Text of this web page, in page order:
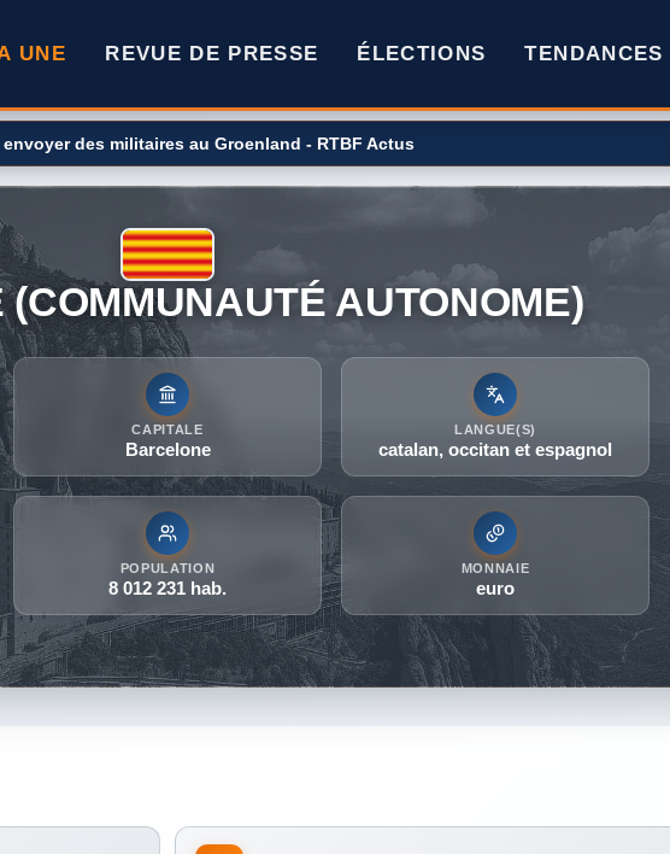
UNE REVUE DE PRESSE ÉLECTIONS TENDANCES
détention après un gros incendie près d'Athènes
AUTONOME)
CAPITALE
Barcelone
LANGUE(S)
catalan, occitan et espagnol
POPULATION
8 012 231 hab.
MONNAIE
euro